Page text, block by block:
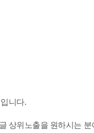
니다.
상위노출을 원하시는